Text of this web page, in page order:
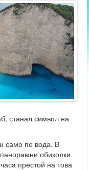
станал символ на
само по вода. В
обиколки
престой на това